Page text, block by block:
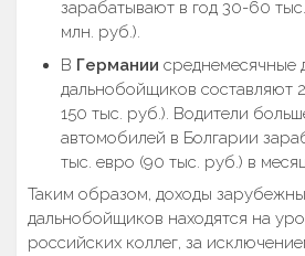
зарабатывают в год 30-60
млн. руб.).
В Германии среднемесячные
дальнобойщиков составляют
150 тыс. руб.). Водители
автомобилей в Болгарии
тыс. евро (90 тыс. руб.) в
Таким образом, доходы
дальнобойщиков находятся на
российских коллег, за